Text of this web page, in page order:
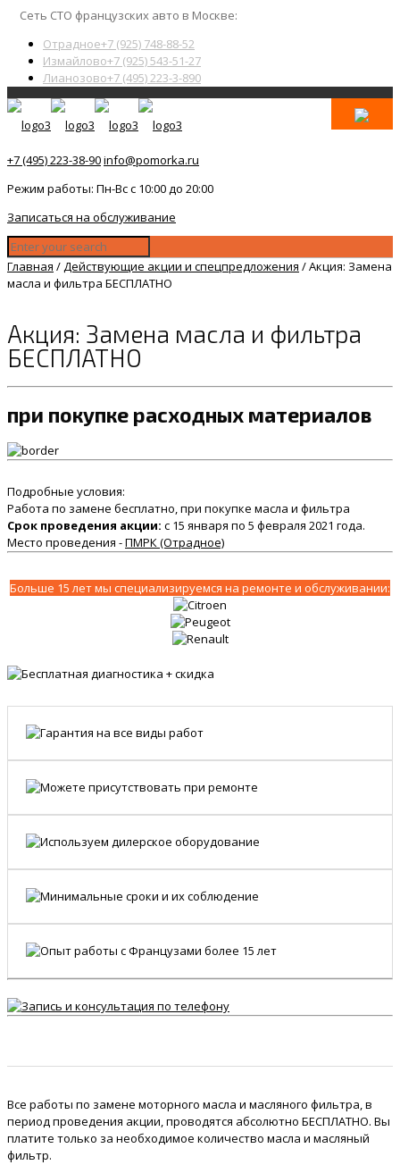
Сеть СТО французских авто в Москве:
Отрадное+7 (925) 748-88-52
Измайлово+7 (925) 543-51-27
Лианозово+7 (495) 223-3-890
+7 (495) 223-38-90info@pomorka.ru
Режим работы: Пн-Вс с 10:00 до 20:00
Записаться на обслуживание
Главная /Действующие акции и спецпредложения /Акция: Замена
масла и фильтра БЕСПЛАТНО
Акция: Замена масла и фильтра
БЕСПЛАТНО
при покупке расходных материалов
Подробные условия:
Работа по замене бесплатно, при покупке масла и фильтра
Срок проведения акции: с 15 января по 5 февраля 2021 года.
Место проведения -ПМРК (Отрадное)
Больше 15 лет мы специализируемся на ремонте и обслуживании:
Все работы по замене моторного масла и масляного фильтра, в
период проведения акции, проводятся абсолютно БЕСПЛАТНО. Вы
платите только за необходимое количество масла и масляный
фильтр.